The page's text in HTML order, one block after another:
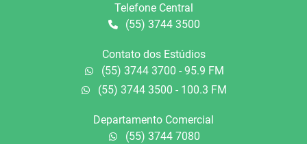
Telefone Central
(55) 3744 3500
Contato dos Estúdios
(55) 3744 3700 - 95.9 FM
(55) 3744 3500 - 100.3 FM
Departamento Comercial
(55) 3744 7080